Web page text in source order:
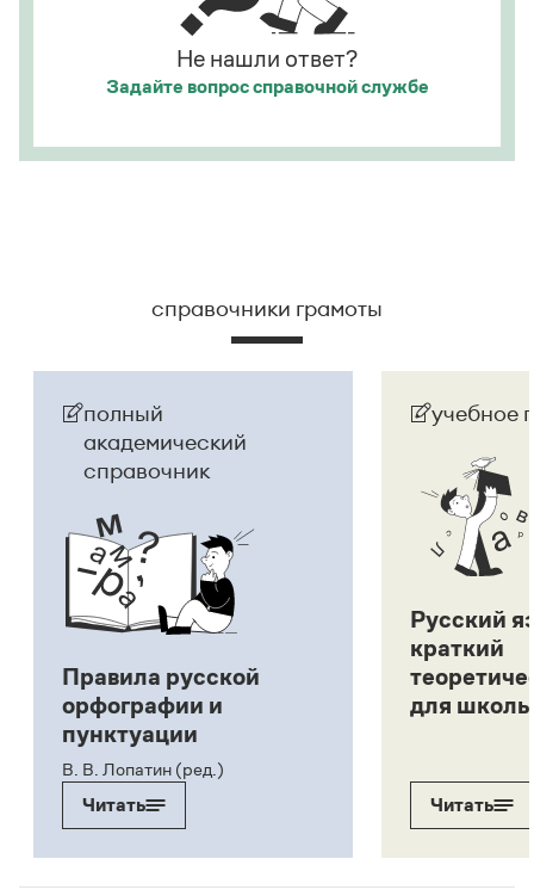
Не нашли ответ?
Задайте вопроссправочной службе
справочники грамоты
полный
академический
справочник
Правила русской
орфографии и
пунктуации
В. В. Лопатин (ред.)
Читать
учебное
Русский
краткий
для
Читать